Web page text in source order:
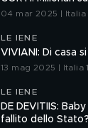
04 mar 2025 | Italia
LE IENE
VIVIANI: Di casa
13 mag 2025 | Italia 1
LE IENE
DE DEVITIIS:
fallito dello Stato?